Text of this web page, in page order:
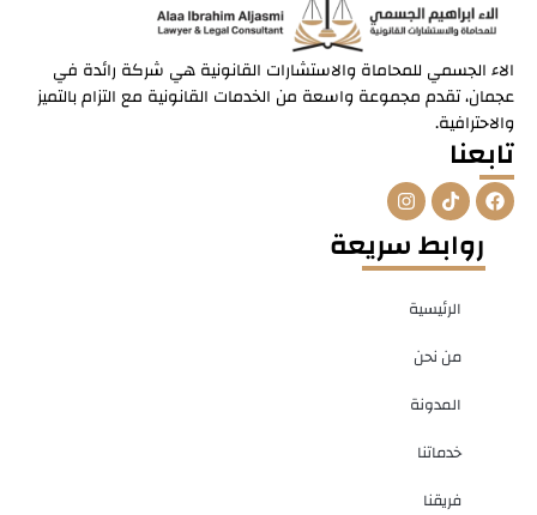
الاء الجسمي للمحاماة والاستشارات القانونية هي شركة رائدة في
عجمان، تقدم مجموعة واسعة من الخدمات القانونية مع التزام بالتميز
والاحترافية.
تابعنا
F
a
c
b
T
i
k
t
o
I
n
s
t
a
روابط سريعة
الرئيسية
من نحن
المدونة
خدماتنا
فريقنا